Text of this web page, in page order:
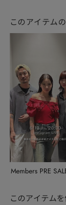
このアイテム
Members PRE
このアイテム